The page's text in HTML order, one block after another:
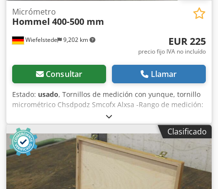
Wiefelstede 9,202 km
Micrómetro
Hommel 400-500 mm
EUR 225
precio fijo IVA no incluído
Consultar Llamar
Estado: usado, Tornillos de medición con yunque, tornillo
micrométrico Chsdpodz Smcofx Alxsa -Rango de medición:
400 - 500 mm -También disponibles otros tamaños -Peso:
8,7 kg
Clasificado